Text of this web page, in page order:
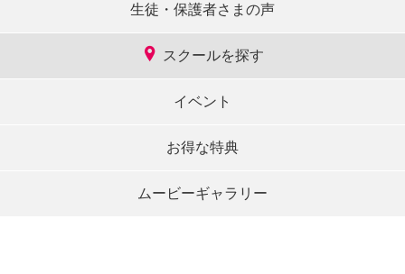
生徒・保護者さまの声
スクールを探す
イベント
お得な特典
ムービーギャラリー